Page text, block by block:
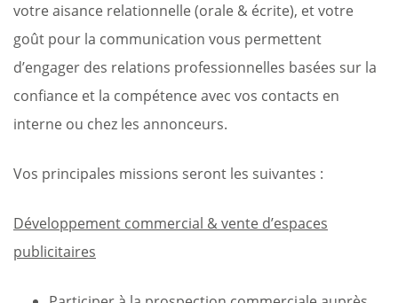
votre aisance relationnelle (orale & écrite), et votre
goût pour la communication vous permettent
d’engager des relations professionnelles basées sur la
confiance et la compétence avec vos contacts en
interne ou chez les annonceurs.
Vos principales missions seront les suivantes :
Développement commercial & vente d’espaces
publicitaires